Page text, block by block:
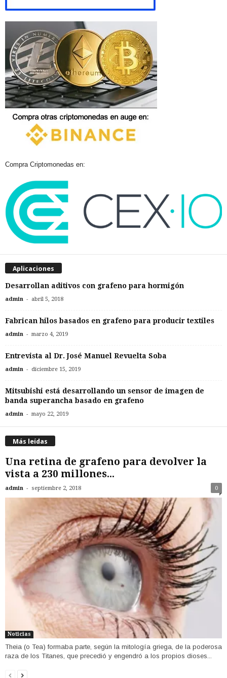
Compra Criptomonedas en:
Aplicaciones
Desarrollan aditivos con grafeno para hormigón
admin - abril 5, 2018
Fabrican hilos basados en grafeno para producir textiles
admin - marzo 4, 2019
Entrevista al Dr. José Manuel Revuelta Soba
admin - diciembre 15, 2019
Mitsubishi está desarrollando un sensor de imagen de
banda superancha basado en grafeno
admin - mayo 22, 2019
Más leídas
Una retina de grafeno para devolver la
vista a 230 millones...
admin - septiembre 2, 2018 0
Noticias
Theia (o Tea) formaba parte, según la mitología griega, de la poderosa
raza de los Titanes, que precedió y engendró a los propios dioses...